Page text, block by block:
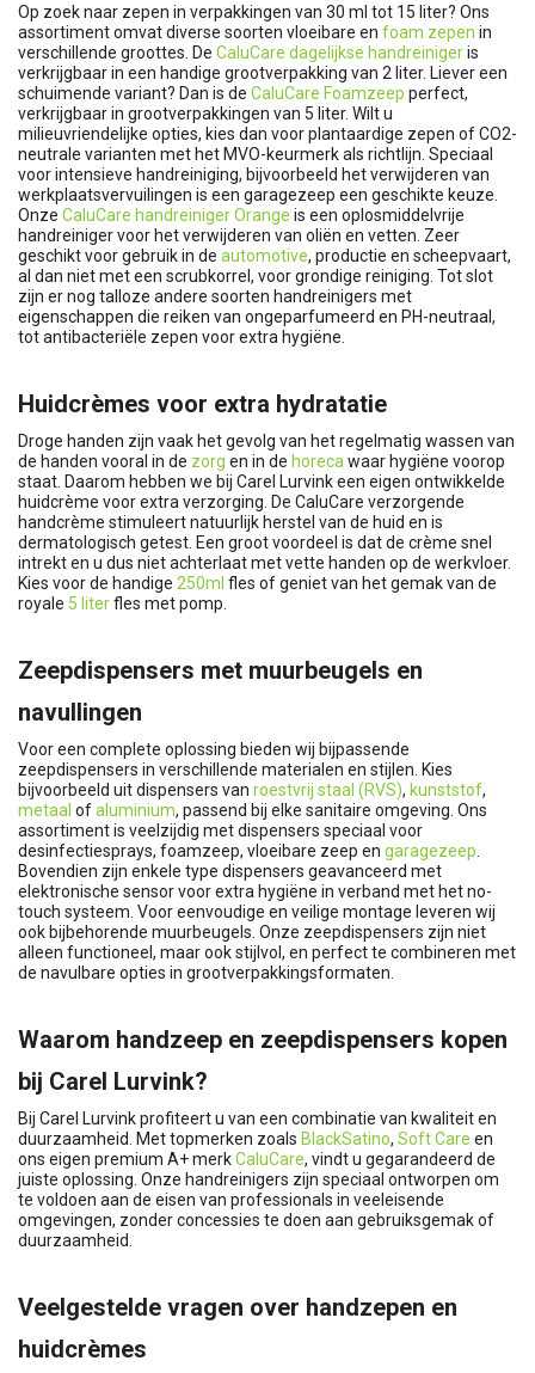
Op zoek naar zepen in verpakkingen van 30 ml tot 15 liter? Ons
assortiment omvat diverse soorten vloeibare en foam zepen in
verschillende groottes. De CaluCare dagelijkse handreinigeris
verkrijgbaar in een handige grootverpakking van 2 liter. Liever een
schuimende variant? Dan is de CaluCare Foamzeep perfect,
verkrijgbaar in grootverpakkingen van 5 liter. Wilt u
milieuvriendelijke opties, kies dan voor plantaardige zepen of CO2-
neutrale varianten met het MVO-keurmerk als richtlijn. Speciaal
voor intensieve handreiniging, bijvoorbeeld het verwijderen van
werkplaatsvervuilingen is een garagezeep een geschikte keuze.
Onze CaluCare handreiniger Orange is een oplosmiddelvrije
handreiniger voor het verwijderen van oliën en vetten. Zeer
geschikt voor gebruik in de automotive, productie en scheepvaart,
al dan niet met een scrubkorrel, voor grondige reiniging. Tot slot
zijn er nog talloze andere soorten handreinigers met
eigenschappen die reiken van ongeparfumeerd en PH-neutraal,
tot antibacteriële zepen voor extra hygiëne.
Huidcrèmes voor extra hydratatie
Droge handen zijn vaak het gevolg van het regelmatig wassen van
de handen vooral in de zorg en in de horeca waar hygiëne voorop
staat. Daarom hebben we bij Carel Lurvink een eigen ontwikkelde
huidcrème voor extra verzorging. De CaluCare verzorgende
handcrème stimuleert natuurlijk herstel van de huid en is
dermatologisch getest. Een groot voordeel is dat de crème snel
intrekt en u dus niet achterlaat met vette handen op de werkvloer.
Kies voor de handige 250ml fles of geniet van het gemak van de
royale 5 literfles met pomp.
Zeepdispensers met muurbeugels en
navullingen
Voor een complete oplossing bieden wij bijpassende
zeepdispensers in verschillende materialen en stijlen. Kies
bijvoorbeeld uit dispensers van roestvrij staal (RVS), kunststof,
metaal ofaluminium, passend bij elke sanitaire omgeving. Ons
assortiment is veelzijdig met dispensers speciaal voor
desinfectiesprays, foamzeep, vloeibare zeep en garagezeep
Bovendien zijn enkele type dispensers geavanceerd met
elektronische sensor voor extra hygiëne in verband met het no-
touch systeem. Voor eenvoudige en veilige montage leveren wij
ook bijbehorende muurbeugels. Onze zeepdispensers zijn niet
alleen functioneel, maar ook stijlvol, en perfect te combineren met
de navulbare opties in grootverpakkingsformaten.
Waarom handzeep en zeepdispensers kopen
bij Carel Lurvink?
Bij Carel Lurvink profiteert u van een combinatie van kwaliteit en
duurzaamheid. Met topmerken zoals BlackSatino, Soft Care en
ons eigen premium A+ merkCaluCare, vindt u gegarandeerd de
juiste oplossing. Onze handreinigers zijn speciaal ontworpen om
te voldoen aan de eisen van professionals in veeleisende
omgevingen, zonder concessies te doen aan gebruiksgemak of
duurzaamheid.
Veelgestelde vragen over handzepen en
huidcrèmes